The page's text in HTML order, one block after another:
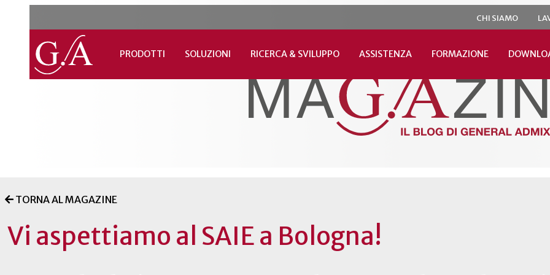
CHI SIAMO
PRODOTTI SOLUZIONI RICERCA & SVILUPPO ASSISTENZA FORMAZIONE
TORNA AL MAGAZINE
Vi aspettiamo al SAIE a Bologna!